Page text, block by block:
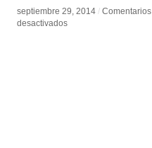
septiembre 29, 2014 / Comentarios
desactivadosen
septiembre 29, 2014 / Comentarios
desactivadosen